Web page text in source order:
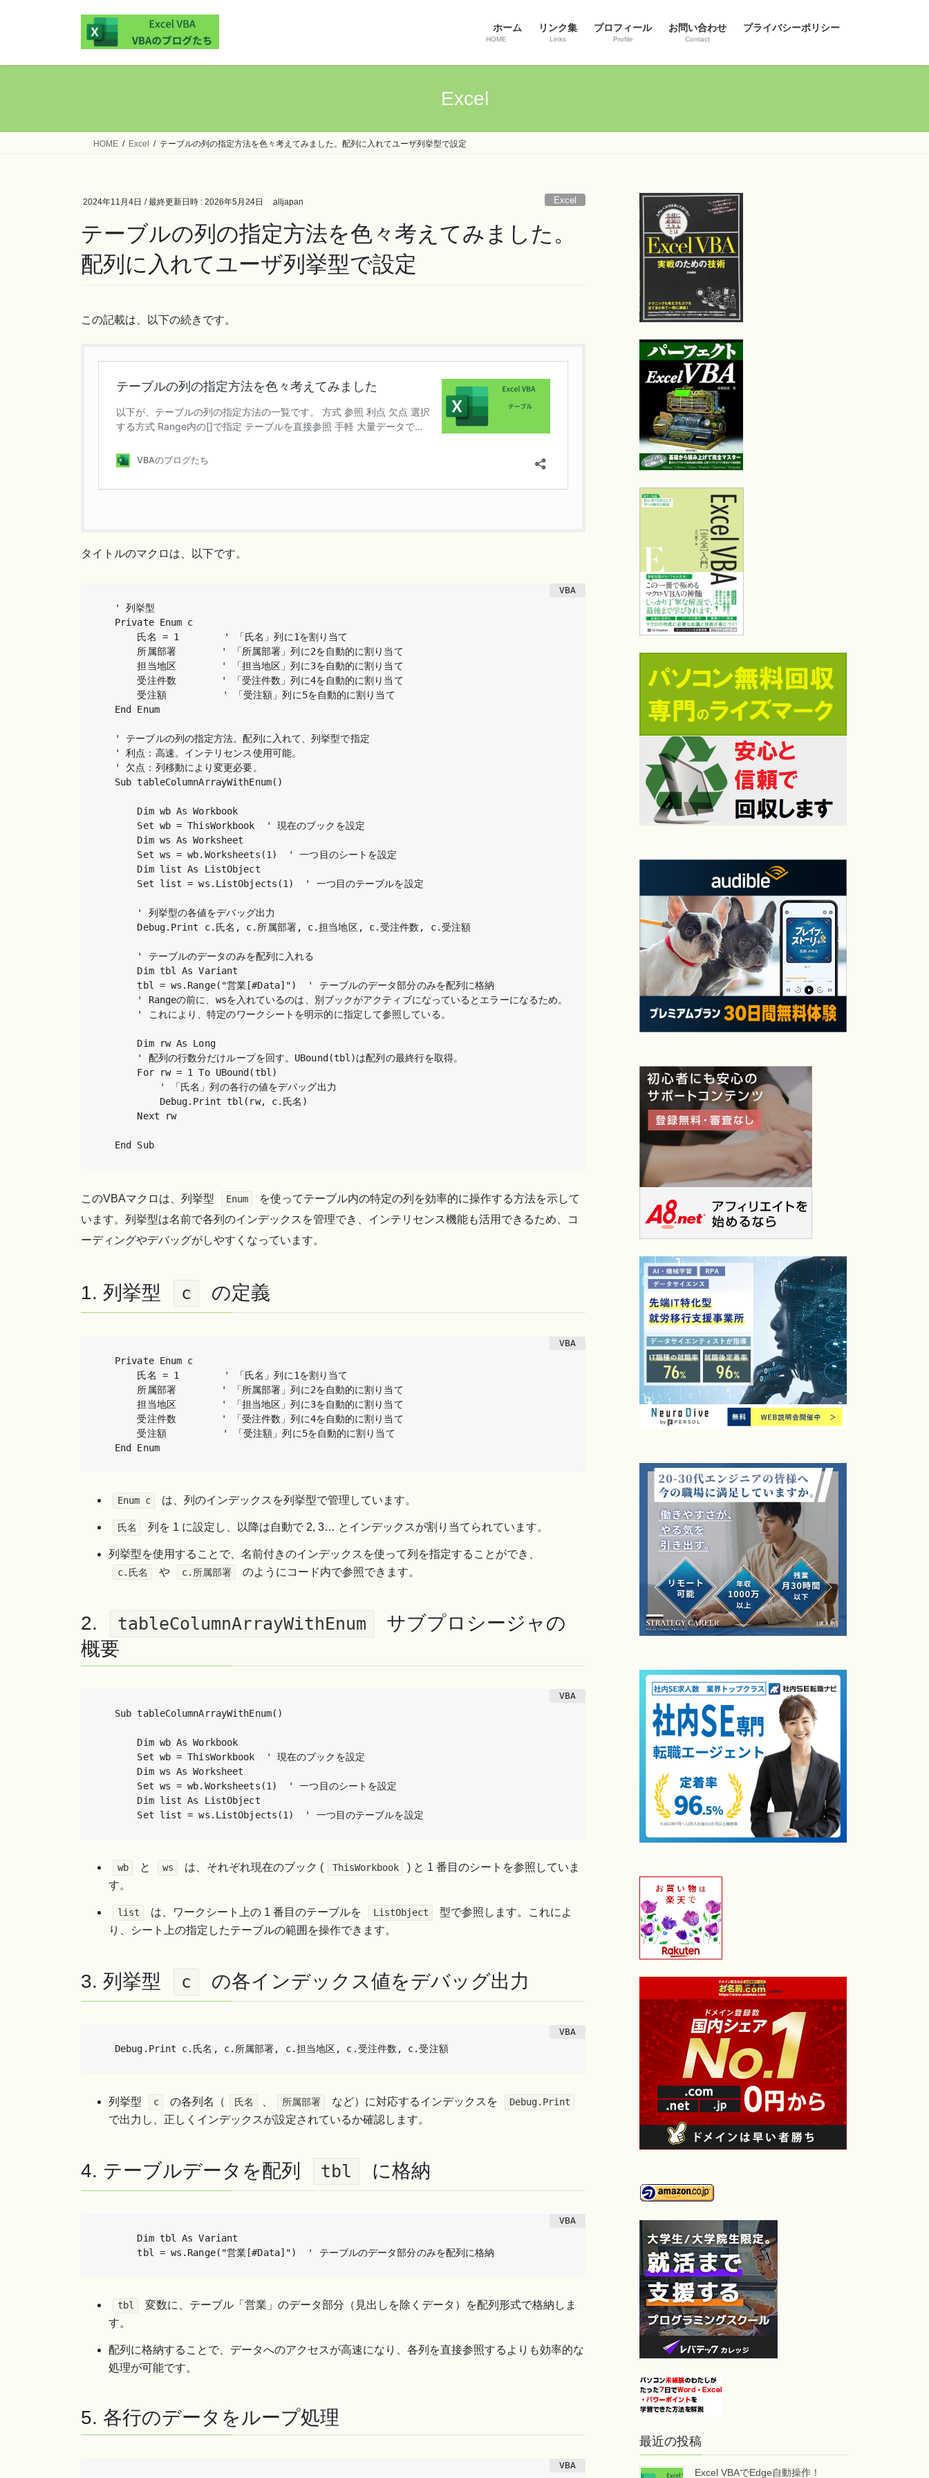
ホーム
HOME
リンク集
Links
プロフィール
Profile
お問い合わせ
Contact
プライバシーポリシー
Excel
HOME Excel テーブルの列の指定方法を色々考えてみました。配列に入れてユーザ列挙型で設定
2024年11月4日 / 最終更新日時 : 2026年5月24日 alljapan Excel
テーブルの列の指定方法を色々考えてみました。
配列に入れてユーザ列挙型で設定
この記載は、以下の続きです。
タイトルのマクロは、以下です。
' 列挙型
Private Enum c
    氏名 = 1        ' 「氏名」列に1を割り当て
    所属部署        ' 「所属部署」列に2を自動的に割り当て
    担当地区        ' 「担当地区」列に3を自動的に割り当て
    受注件数        ' 「受注件数」列に4を自動的に割り当て
    受注額          ' 「受注額」列に5を自動的に割り当て
End Enum
' テーブルの列の指定方法。配列に入れて、列挙型で指定
' 利点：高速。インテリセンス使用可能。
' 欠点：列移動により変更必要。
Sub tableColumnArrayWithEnum()
    Dim wb As Workbook
    Set wb = ThisWorkbook  ' 現在のブックを設定
    Dim ws As Worksheet
    Set ws = wb.Worksheets(1)  ' 一つ目のシートを設定
    Dim list As ListObject
    Set list = ws.ListObjects(1)  ' 一つ目のテーブルを設定
    ' 列挙型の各値をデバッグ出力
    Debug.Print c.氏名, c.所属部署, c.担当地区, c.受注件数, c.受注額
    ' テーブルのデータのみを配列に入れる
    Dim tbl As Variant
    tbl = ws.Range("営業[#Data]")  ' テーブルのデータ部分のみを配列に格納
    ' Rangeの前に、wsを入れているのは、別ブックがアクティブになっているとエラーになるため。
    ' これにより、特定のワークシートを明示的に指定して参照している。
    Dim rw As Long
    ' 配列の行数分だけループを回す。UBound(tbl)は配列の最終行を取得。
    For rw = 1 To UBound(tbl)
        ' 「氏名」列の各行の値をデバッグ出力
        Debug.Print tbl(rw, c.氏名)
    Next rw
End Sub
このVBAマクロは、列挙型 Enum
を使ってテーブル内の特定の列を効率的に操作する方法を示して
います。列挙型は名前で各列のインデックスを管理でき、インテリセンス機能も活用できるため、コ
ーディングやデバッグがしやすくなっています。
1. 列挙型 c の定義
Private Enum c
    氏名 = 1        ' 「氏名」列に1を割り当て
    所属部署        ' 「所属部署」列に2を自動的に割り当て
    担当地区        ' 「担当地区」列に3を自動的に割り当て
    受注件数        ' 「受注件数」列に4を自動的に割り当て
    受注額          ' 「受注額」列に5を自動的に割り当て
End Enum
Enum c は、列のインデックスを列挙型で管理しています。
氏名 列を 1 に設定し、以降は自動で 2, 3… とインデックスが割り当てられています。
列挙型を使用することで、名前付きのインデックスを使って列を指定することができ、
c.氏名 や c.所属部署 のようにコード内で参照できます。
2. tableColumnArrayWithEnum
サブプロシージャの
概要
Sub tableColumnArrayWithEnum()
    Dim wb As Workbook
    Set wb = ThisWorkbook  ' 現在のブックを設定
    Dim ws As Worksheet
    Set ws = wb.Worksheets(1)  ' 一つ目のシートを設定
    Dim list As ListObject
    Set list = ws.ListObjects(1)  ' 一つ目のテーブルを設定
wb と ws は、それぞれ現在のブック ( ThisWorkbook
) と 1 番目のシートを参照していま
す。
list は、ワークシート上の 1 番目のテーブルを ListObject
型で参照します。これによ
り、シート上の指定したテーブルの範囲を操作できます。
3. 列挙型 c の各インデックス値をデバッグ出力
Debug.Print c.氏名, c.所属部署, c.担当地区, c.受注件数, c.受注額
列挙型 c の各列名（ 氏名 所属部署 など）に対応するインデックスを Debug.Print
で出力し、正しくインデックスが設定されているか確認します。
4. テーブルデータを配列 tbl に格納
    Dim tbl As Variant
    tbl = ws.Range("営業[#Data]")  ' テーブルのデータ部分のみを配列に格納
tbl
変数に、テーブル「営業」のデータ部分（見出しを除くデータ）を配列形式で格納しま
す。
配列に格納することで、データへのアクセスが高速になり、各列を直接参照するよりも効率的な
処理が可能です。
5. 各行のデータをループ処理
最近の投稿
Excel VBAでEdge自動操作！